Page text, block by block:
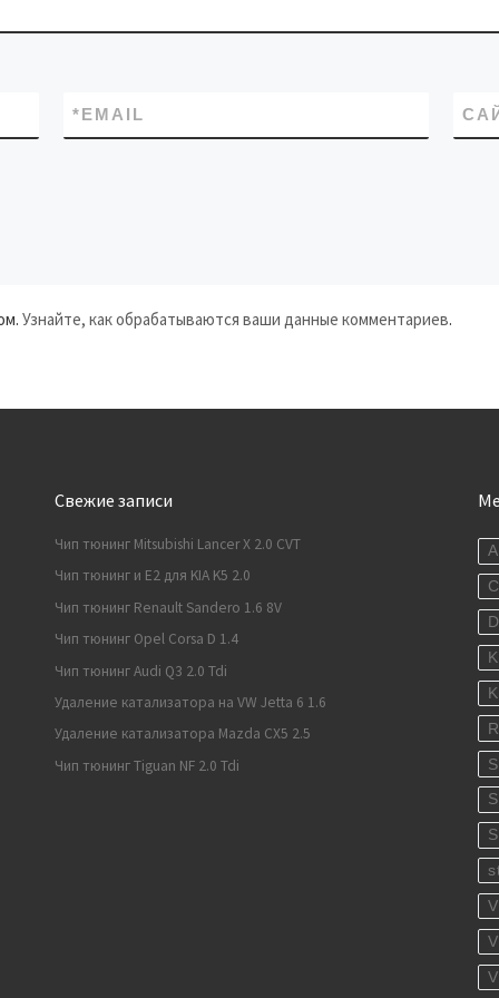
EMAIL
*
Узнайте, как обрабатываются ваши данные комментариев.
Свежие записи
Чип тюнинг Mitsubishi Lancer X 2.0 CVT
Чип тюнинг и E2 для KIA K5 2.0
Чип тюнинг Renault Sandero 1.6 8V
Чип тюнинг Opel Corsa D 1.4
Чип тюнинг Audi Q3 2.0 Tdi
Удаление катализатора на VW Jetta 6 1.6
Удаление катализатора Mazda CX5 2.5
Чип тюнинг Tiguan NF 2.0 Tdi